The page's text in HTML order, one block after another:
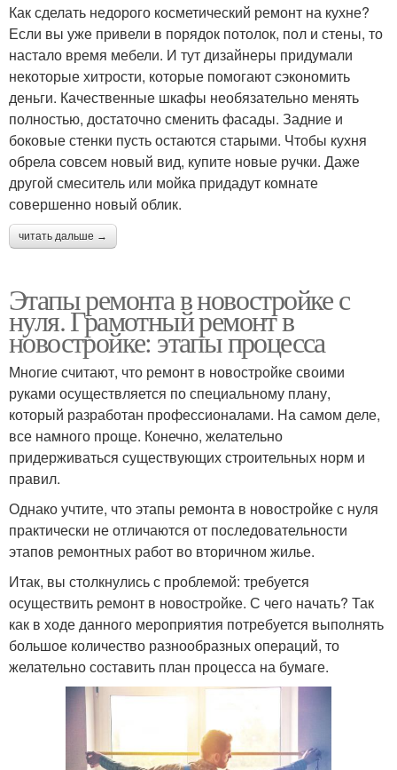
Как сделать недорого косметический ремонт на кухне?
Если вы уже привели в порядок потолок, пол и стены, то
настало время мебели. И тут дизайнеры придумали
некоторые хитрости, которые помогают сэкономить
деньги. Качественные шкафы необязательно менять
полностью, достаточно сменить фасады. Задние и
боковые стенки пусть остаются старыми. Чтобы кухня
обрела совсем новый вид, купите новые ручки. Даже
другой смеситель или мойка придадут комнате
совершенно новый облик.
читать дальше →
Этапы ремонта в новостройке с
нуля. Грамотный ремонт в
новостройке: этапы процесса
Многие считают, что ремонт в новостройке своими
руками осуществляется по специальному плану,
который разработан профессионалами. На самом деле,
все намного проще. Конечно, желательно
придерживаться существующих строительных норм и
правил.
Однако учтите, что этапы ремонта в новостройке с нуля
практически не отличаются от последовательности
этапов ремонтных работ во вторичном жилье.
Итак, вы столкнулись с проблемой: требуется
осуществить ремонт в новостройке. С чего начать? Так
как в ходе данного мероприятия потребуется выполнять
большое количество разнообразных операций, то
желательно составить план процесса на бумаге.